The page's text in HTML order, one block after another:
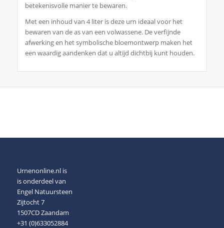
betekenisvolle manier te bewaren.
Met een inhoud van 4 liter is deze urn ideaal voor het
bewaren van de as van een volwassene. De verfijnde
afwerking en het symbolische bloemontwerp maken het
een waardig aandenken dat u altijd dichtbij kunt houden.
Urnenonline.nl is
is onderdeel van
Engel Natuursteen
Zijtocht 7
1507CD Zaandam
+31 (0)633052884